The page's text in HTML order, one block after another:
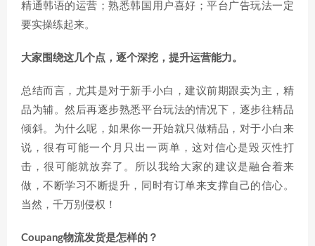
精通韩语的运营；熟悉韩国用户喜好；平台广告玩法一定
要实操练起来。
大家围绕这几个点，逐个深挖，提升运营能力。
总结而言，尤其是对于新手小白，建议前期跟卖为主，精
品为辅。然后再逐步熟悉平台玩法的情况下，逐步往精品
倾斜。为什么呢，如果你一开始就只做精品，对于小白来
说，很有可能一个月只出一两单，这对信心是毁灭性打
击，很可能就放弃了。所以我给大家的建议是融合着来
做，不断学习不断提升，同时有订单来支撑自己的信心。
当然，千万别侵权！
Coupang物流发货是怎样的？